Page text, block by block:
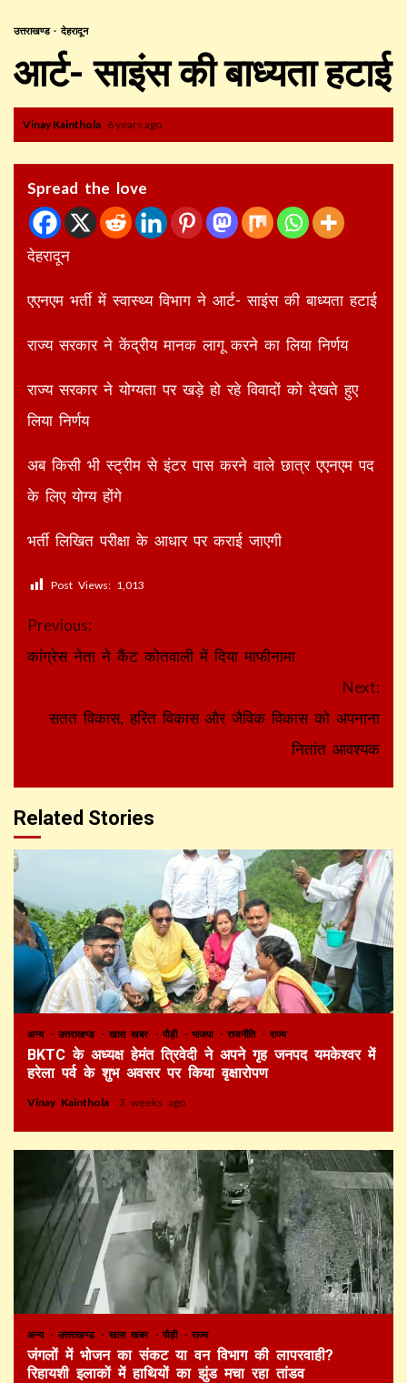
उत्तराखण्ड देहरादून
आर्ट- साइंस की बाध्यता हटाई
Vinay Kainthola 6 years ago
Spread the love
देहरादून
एएनएम भर्ती में स्वास्थ्य विभाग ने आर्ट- साइंस की बाध्यता हटाई
राज्य सरकार ने केंद्रीय मानक लागू करने का लिया निर्णय
राज्य सरकार ने योग्यता पर खड़े हो रहे विवादों को देखते हुए
लिया निर्णय
अब किसी भी स्ट्रीम से इंटर पास करने वाले छात्र एएनएम पद
के लिए योग्य होंगे
भर्ती लिखित परीक्षा के आधार पर कराई जाएगी
Post Views: 1,013
Continue
Reading
Previous:
कांग्रेस नेता ने कैंट कोतवाली में दिया माफीनामा
Next:
सतत विकास, हरित विकास और जैविक विकास को अपनाना
नितांत आवश्यक
Related Stories
अन्य उत्तराखण्ड खास खबर पौड़ी भाजपा राजनीति राज्य
BKTC के अध्यक्ष हेमंत त्रिवेदी ने अपने गृह जनपद यमकेश्वर में
हरेला पर्व के शुभ अवसर पर किया वृक्षारोपण
Vinay Kainthola 3 weeks ago
अन्य उत्तराखण्ड खास खबर पौड़ी राज्य
जंगलों में भोजन का संकट या वन विभाग की लापरवाही?
रिहायशी इलाकों में हाथियों का झुंड मचा रहा तांडव